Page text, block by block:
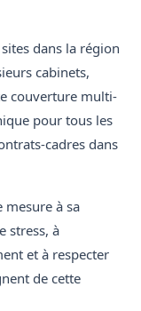
dans la région
cabinets,
couverture multi-
pour tous les
cadres dans
mesure à sa
stress, à
et à respecter
de cette